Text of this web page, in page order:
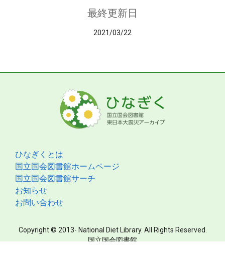
最終更新日
2021/03/22
ひなぎくとは
国立国会図書館ホームページ
国立国会図書館サーチ
お知らせ
お問い合わせ
Copyright © 2013- National Diet Library. All Rights Reserved.